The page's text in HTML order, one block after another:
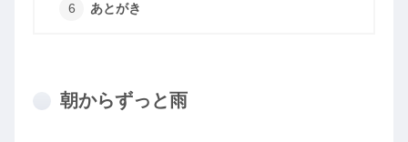
あとがき
朝からずっと雨